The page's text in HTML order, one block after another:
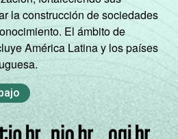
la construcción de sociedades
El ámbito de
América Latina y los países